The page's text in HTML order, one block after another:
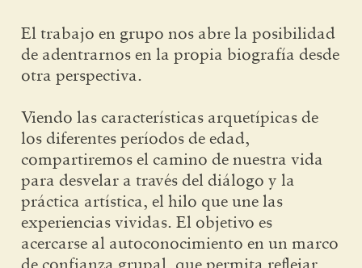
El trabajo en grupo nos abre la posibilidad
de adentrarnos en la propia biografía desde
otra perspectiva.
Viendo las características arquetípicas de
los diferentes períodos de edad,
compartiremos el camino de nuestra vida
para desvelar a través del diálogo y la
práctica artística, el hilo que une las
experiencias vividas. El objetivo es
acercarse al autoconocimiento en un marco
de confianza grupal, que permita reflejar